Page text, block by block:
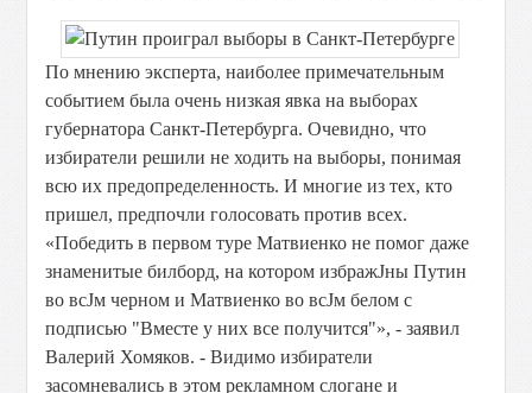
По мнению эксперта, наиболее примечательным
событием была очень низкая явка на выборах
губернатора Санкт-Петербурга. Очевидно, что
избиратели решили не ходить на выборы, понимая
всю их предопределенность. И многие из тех, кто
пришел, предпочли голосовать против всех.
«Победить в первом туре Матвиенко не помог даже
знаменитые билборд, на котором избражЈны Путин
во всЈм черном и Матвиенко во всЈм белом с
подписью "Вместе у них все получится"», - заявил
Валерий Хомяков. - Видимо избиратели
засомневались в этом рекламном слогане и